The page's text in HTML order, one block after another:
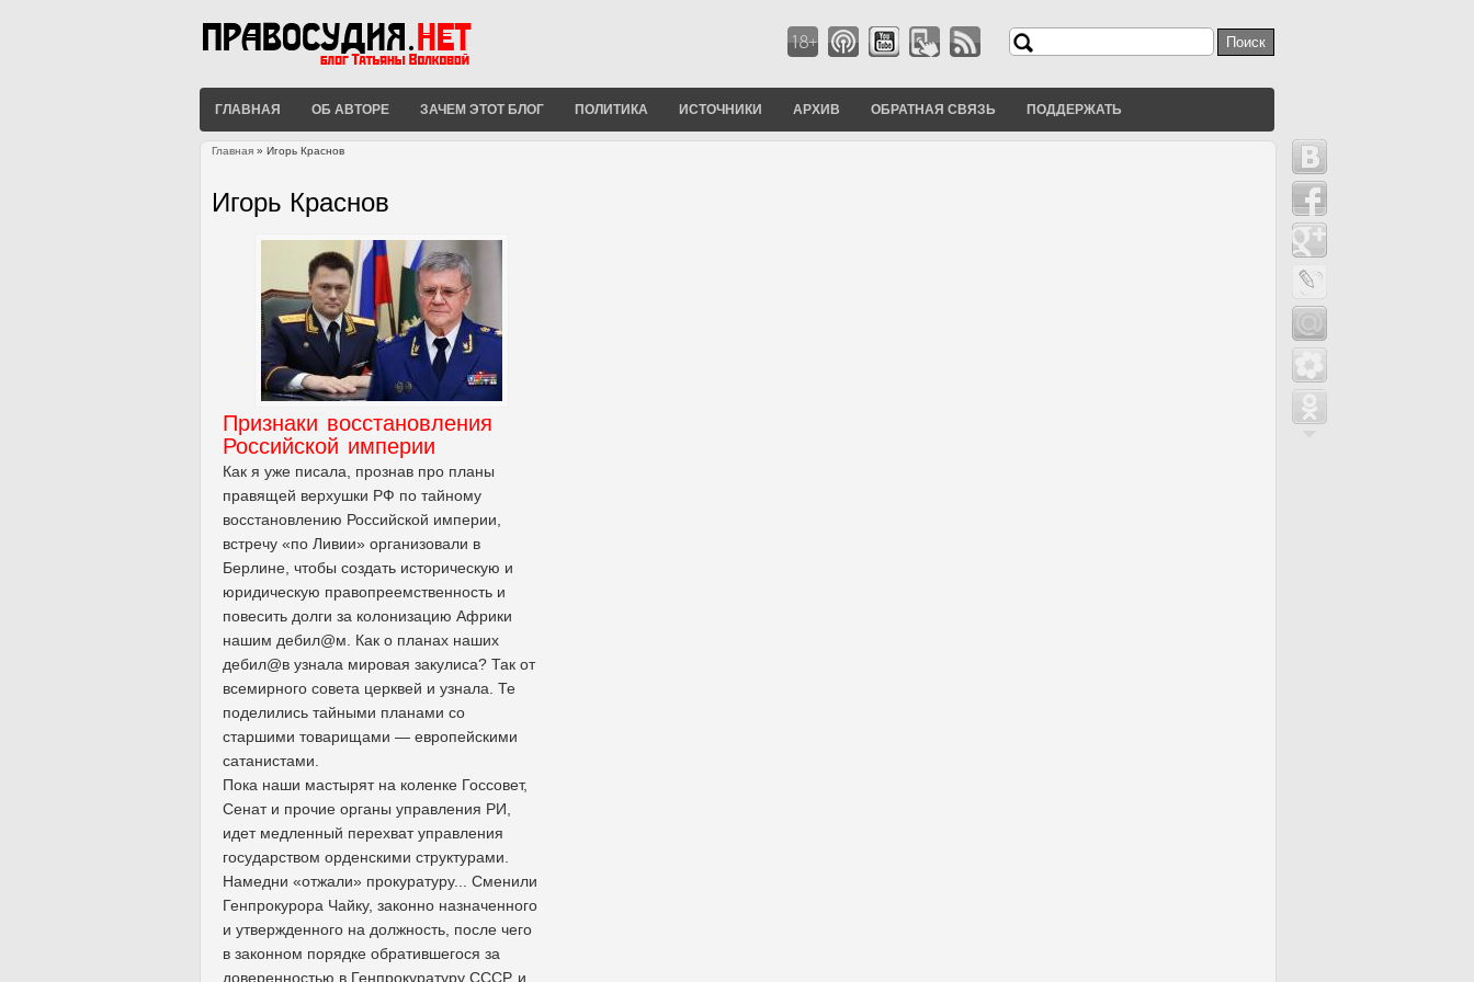
Форма поиска
Поиск
ГЛАВНАЯ ОБ АВТОРЕ ЗАЧЕМ ЭТОТ БЛОГ ПОЛИТИКА ИСТОЧНИКИ АРХИВ ОБРАТНАЯ СВЯЗЬ ПОДДЕРЖАТЬ
Главная » Игорь Краснов
Игорь Краснов
Признаки восстановления
Российской империи
Как я уже писала, прознав про планы
правящей верхушки РФ по тайному
восстановлению Российской империи,
встречу «по Ливии» организовали в
Берлине, чтобы создать историческую и
юридическую правопреемственность и
повесить долги за колонизацию Африки
нашим дебил@м. Как о планах наших
дебил@в узнала мировая закулиса? Так от
всемирного совета церквей и узнала. Те
поделились тайными планами со
старшими товарищами — европейскими
сатанистами.
Пока наши мастырят на коленке Госсовет,
Сенат и прочие органы управления РИ,
идет медленный перехват управления
государством орденскими структурами.
Намедни «отжали» прокуратуру... Сменили
Генпрокурора Чайку, законно назначенного
и утвержденного на должность, после чего
в законном порядке обратившегося за
доверенностью в Генпрокуратуру СССР, и